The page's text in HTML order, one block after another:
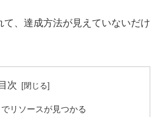
て、達成方法が見えていないだけ
目次
リソースが見つかる